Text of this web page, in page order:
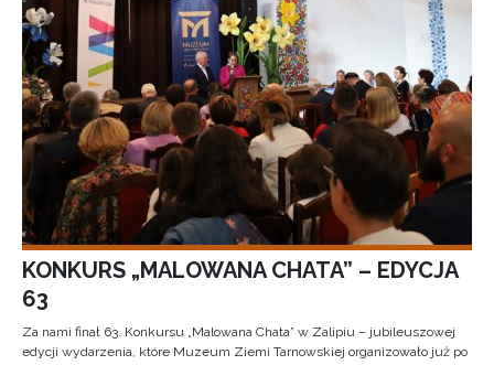
KONKURS „MALOWANA CHATA” – EDYCJA
63
Za nami finał 63. Konkursu „Malowana Chata” w Zalipiu – jubileuszowej
edycji wydarzenia, które Muzeum Ziemi Tarnowskiej organizowało już po